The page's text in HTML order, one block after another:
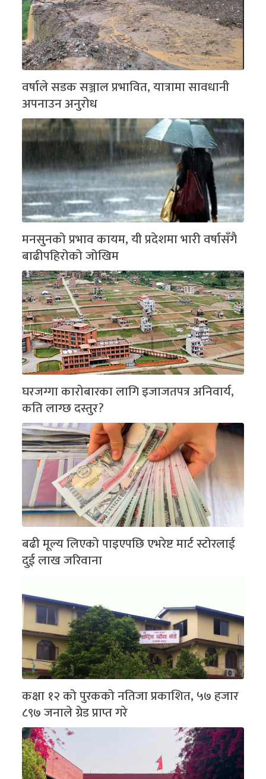
वर्षाले सडक सञ्जाल प्रभावित, यात्रामा सावधानी
अपनाउन अनुरोध
मनसुनको प्रभाव कायम, यी प्रदेशमा भारी वर्षासँगै
बाढीपहिरोको जोखिम
घरजग्गा कारोबारका लागि इजाजतपत्र अनिवार्य,
कति लाग्छ दस्तुर?
बढी मूल्य लिएको पाइएपछि एभरेष्ट मार्ट स्टोरलाई
दुई लाख जरिवाना
कक्षा १२ को पुरकको नतिजा प्रकाशित, ५७ हजार
८९७ जनाले ग्रेड प्राप्त गरे